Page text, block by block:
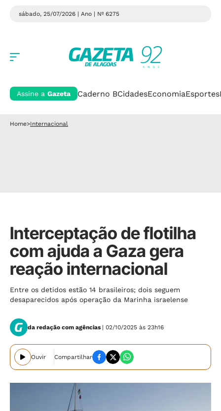
sábado, 25/07/2026 | Ano | Nº 6275
Assine a Gazeta Caderno BCidadesEconomiaEsportes
Home>Internacional
Interceptação de flotilha
com ajuda a Gaza gera
reação internacional
Entre os detidos estão 14 brasileiros; dois seguem
desaparecidos após operação da Marinha israelense
da redação com agências | 02/10/2025 às 23h16
Ouvir Compartilhar